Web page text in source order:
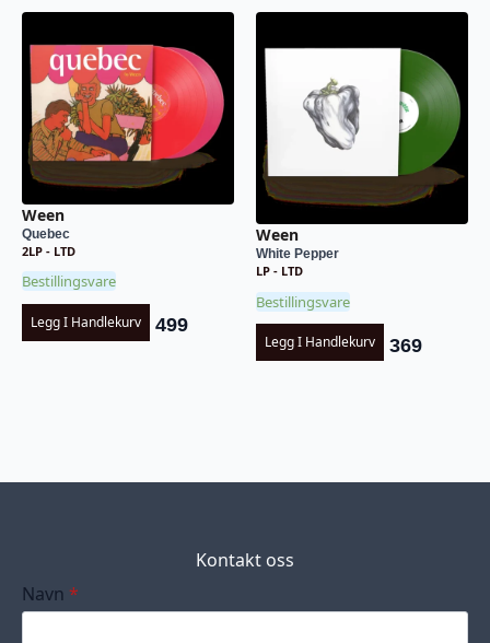
kr 999.
kr 799.
Ween
Quebec
2LP - LTD
Bestillingsvare
Legg I Handlekurv 499
Ween
White Pepper
LP - LTD
Bestillingsvare
Legg I Handlekurv 369
Kontakt oss
Navn *